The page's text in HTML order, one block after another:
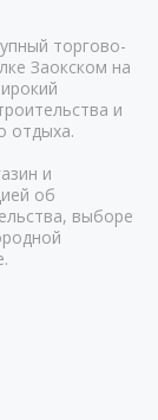
торгово-
Заокском на
и
отдыха.
и
об
выборе